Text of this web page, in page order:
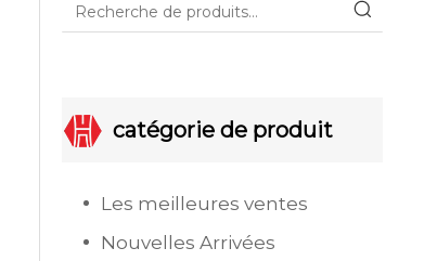
catégorie de produit
Les meilleures ventes
Nouvelles Arrivées